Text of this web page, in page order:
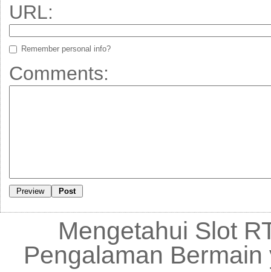
URL:
Remember personal info?
Comments:
Mengetahui Slot
Pengalaman